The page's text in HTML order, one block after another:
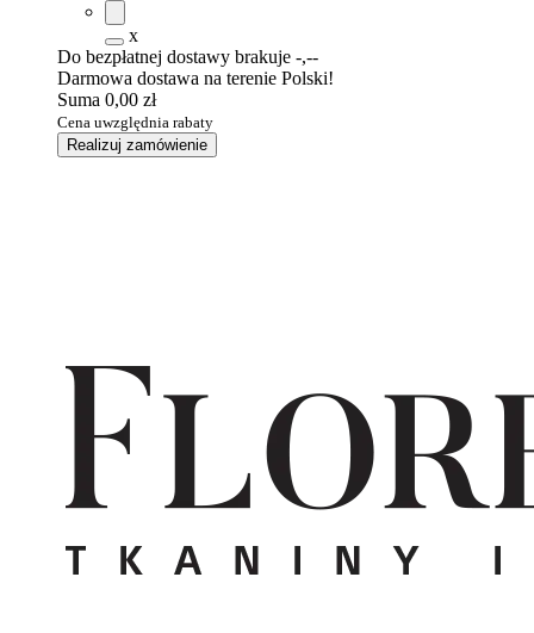
x
Do bezpłatnej dostawy brakuje -,--
Darmowa dostawa na terenie Polski!
Suma 0,00 zł
Cena uwzględnia rabaty
Realizuj zamówienie